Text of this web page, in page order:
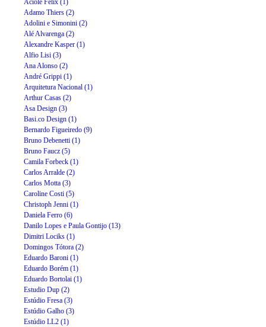
Aciole Félix (1)
Adamo Thiers (2)
Adolini e Simonini (2)
Alé Alvarenga (2)
Alexandre Kasper (1)
Alfio Lisi (3)
Ana Alonso (2)
André Grippi (1)
Arquitetura Nacional (1)
Arthur Casas (2)
Asa Design (3)
Basi.co Design (1)
Bernardo Figueiredo (9)
Bruno Debenetti (1)
Bruno Faucz (5)
Camila Forbeck (1)
Carlos Arralde (2)
Carlos Motta (3)
Caroline Costi (5)
Christoph Jenni (1)
Daniela Ferro (6)
Danilo Lopes e Paula Gontijo (13)
Dimitri Lociks (1)
Domingos Tótora (2)
Eduardo Baroni (1)
Eduardo Borém (1)
Eduardo Bortolai (1)
Estudio Dup (2)
Estúdio Fresa (3)
Estúdio Galho (3)
Estúdio LL2 (1)